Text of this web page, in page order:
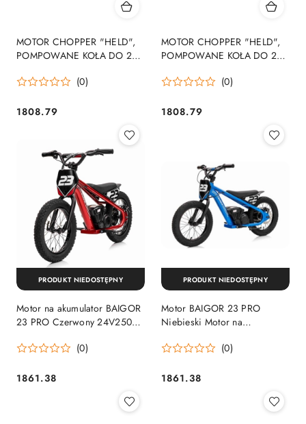
MOTOR CHOPPER "HELD",
POMPOWANE KOŁA DO 25
SILNIK/XB1058(0)
Cena:
1808.79
MOTOR CHOPPER "HELD",
POMPOWANE KOŁA DO 25
SILNIK/XB1058(0)
Cena:
1808.79
Motor na akumulator BAIGOR
23 PRO Czerwony 24V250W
(0)
Cena:
1861.38
PRODUKT NIEDOSTĘPNY
Motor BAIGOR 23 PRO
Niebieski Motor na
24V250W Pompowane
(0)
Cena:
1861.38
PRODUKT NIEDOSTĘPNY